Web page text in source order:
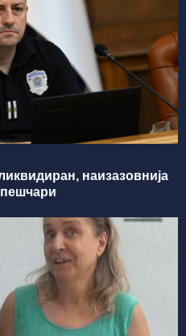
наизазовнија
пешчари